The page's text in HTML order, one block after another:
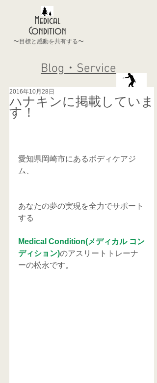
Medical
Condition
〜目標と感動を共有する〜
Blog・Service
ハナキンに掲載していま
す！
2016年10月28日
愛知県岡崎市にあるボディケアジ
ム、
あなたの夢の実現を全力でサポート
する
Medical Condition(メディカル コン
ディション)のアスリートトレーナ
ーの松永です。